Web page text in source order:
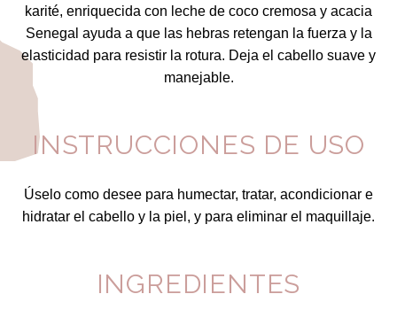
karité, enriquecida con leche de coco cremosa y acacia
Senegal ayuda a que las hebras retengan la fuerza y ​​la
elasticidad para resistir la rotura. Deja el cabello suave y
manejable.
INSTRUCCIONES DE USO
Úselo como desee para humectar, tratar, acondicionar e
hidratar el cabello y la piel, y para eliminar el maquillaje.
INGREDIENTES